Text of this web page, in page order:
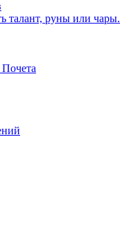
талант, руны или чары.
Почета